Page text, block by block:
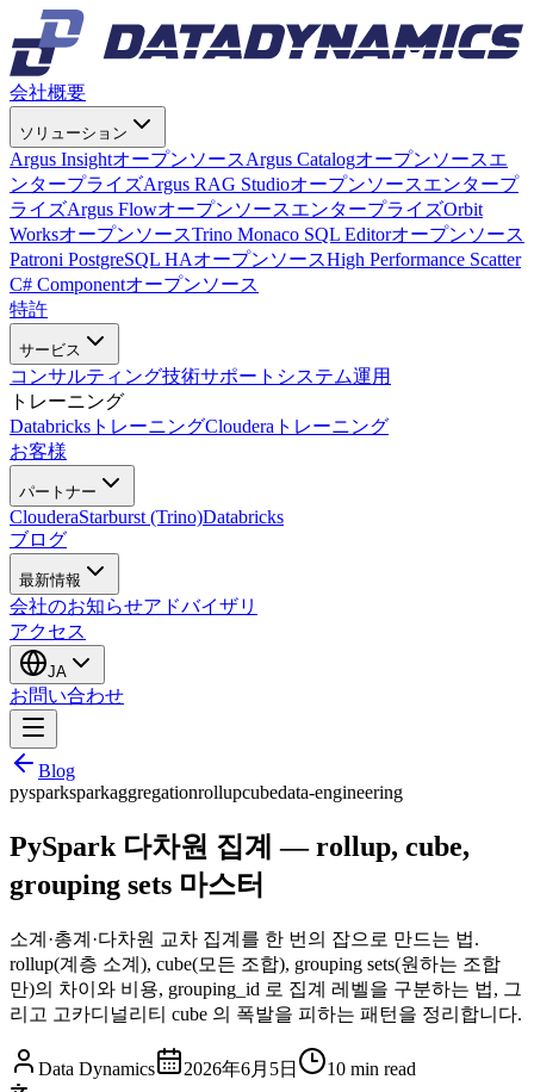
会社概要
ソリューション
Argus InsightオープンソースArgus Catalogオープンソースエ
ンタープライズArgus RAG Studioオープンソースエンタープ
ライズArgus FlowオープンソースエンタープライズOrbit
WorksオープンソースTrino Monaco SQL Editorオープンソース
Patroni PostgreSQL HAオープンソースHigh Performance Scatter
C# Componentオープンソース
特許
サービス
コンサルティング技術サポート システム運用
トレーニング
DatabricksトレーニングClouderaトレーニング
お客様
パートナー
ClouderaStarburst (Trino)Databricks
ブログ
最新情報
会社のお知らせアドバイザリ
アクセス
JA
お問い合わせ
Blog
pysparksparkaggregationrollupcubedata-engineering
PySpark 다차원 집계 — rollup, cube,
grouping sets 마스터
소계·총계·다차원 교차 집계를 한 번의 잡으로 만드는 법.
rollup(계층 소계), cube(모든 조합), grouping sets(원하는 조합
만)의 차이와 비용, grouping_id 로 집계 레벨을 구분하는 법, 그
리고 고카디널리티 cube 의 폭발을 피하는 패턴을 정리합니다.
Data Dynamics 2026年6月5日 10 min read